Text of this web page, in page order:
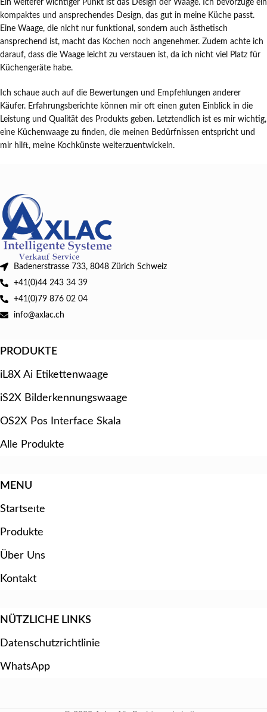
Ein weiterer wichtiger Punkt ist das Design der Waage. Ich bevorzuge ein
kompaktes und ansprechendes Design, das gut in meine Küche passt.
Eine Waage, die nicht nur funktional, sondern auch ästhetisch
ansprechend ist, macht das Kochen noch angenehmer. Zudem achte ich
darauf, dass die Waage leicht zu verstauen ist, da ich nicht viel Platz für
Küchengeräte habe.
Ich schaue auch auf die Bewertungen und Empfehlungen anderer
Käufer. Erfahrungsberichte können mir oft einen guten Einblick in die
Leistung und Qualität des Produkts geben. Letztendlich ist es mir wichtig,
eine Küchenwaage zu finden, die meinen Bedürfnissen entspricht und
mir hilft, meine Kochkünste weiterzuentwickeln.
Badenerstrasse 733, 8048 Zürich Schweiz
+41(0)44 243 34 39
+41(0)79 876 02 04
info@axlac.ch
PRODUKTE
iL8X Ai Etikettenwaage
iS2X Bilderkennungswaage
OS2X Pos Interface Skala
Alle Produkte
MENU
Startseıte
Produkte
Über Uns
Kontakt
NÜTZLICHE LINKS
Datenschutzrichtlinie
WhatsApp